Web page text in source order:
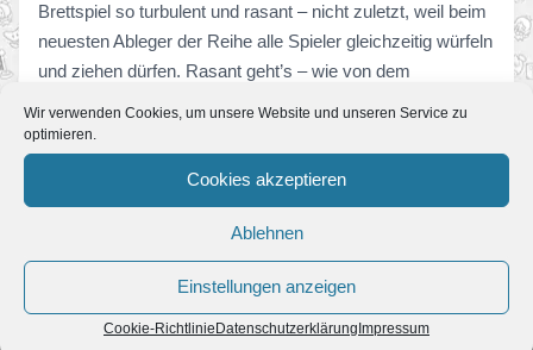
Wir verwenden Cookies, um unsere Website und unseren Service zu
optimieren.
Cookies akzeptieren
Ablehnen
Einstellungen anzeigen
Cookie-RichtlinieDatenschutzerklärungImpressum
Brettspiel so turbulent und rasant – nicht zuletzt, weil beim
neuesten Ableger der Reihe alle Spieler gleichzeitig würfeln
und ziehen dürfen. Rasant geht’s – wie von dem
auch bei dem Jump’n‘Run Sonic Boom: Fire & Ice zu. In
Rhythm Paradise Megamix gilt es, Taktgefühl in über 70
skurrilen Rhythmusspielen zu beweisen. Der neueste Titel
der Vergangenheit muss eine Gruppe von Abenteurern in
die Vergangenheit reisen, um die Gegenwart zu retten. Das
heldenhafte Team kann der Spieler nach eigenem